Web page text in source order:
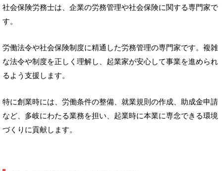
社会保険労務士は、企業の労務管理や社会保険に関する専門家で
す。
労働法令や社会保険制度に精通した労務管理の専門家です。複雑
な法令や制度を正しく理解し、起業家が安心して事業を進められ
るよう支援します。
特に創業時には、労働条件の整備、就業規則の作成、助成金申請
など、多岐にわたる業務を担い、起業時に本業に専念できる環境
づくりに貢献します。